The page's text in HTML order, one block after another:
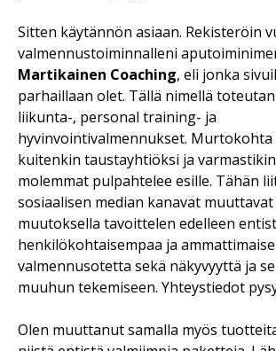
Sitten käytännön asiaan. Rekisteröin
valmennustoiminnalleni
Martikainen Coaching, eli jonka
parhaillaan olet. Tällä nimellä
liikunta-, personal training- ja
hyvinvointivalmennukset. Murtokohta
kuitenkin taustayhtiöksi ja
molemmat pulpahtelee esille. Tähän
sosiaalisen median kanavat muuttavat
muutoksella tavoittelen edelleen
henkilökohtaisempaa ja
valmennusotetta sekä näkyvyyttä ja
muuhun tekemiseen. Yhteystiedot
Olen muuttanut samalla myös